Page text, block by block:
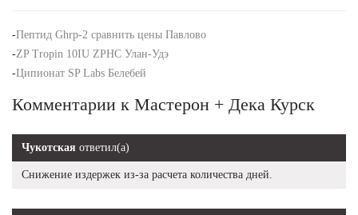
-Пептид Ghrp-2 сравнить цены Павлово
-ZP Tropin 10IU ZPHC Улан-Удэ
-Ципионат SP Labs Белебей
Комментарии к Мастерон + Дека Курск
Чукотская ответил(а)
Снижение издержек из-за расчета количества дней.